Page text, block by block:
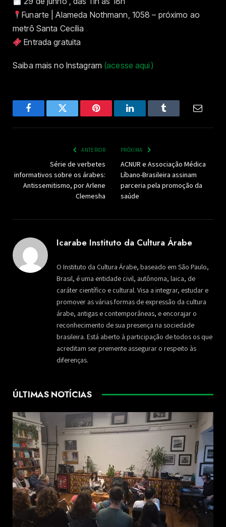
Funarte | Alameda Nothmann, 1058 – próximo ao
metrô Santa Cecília
Entrada gratuita
Saiba mais no Instagram (acesse aqui)
FacebookTwitter Pinterest LinkedInTumblr
ANTERIOR
Série de verbetes
informativos sobre os árabes:
Antissemitismo, por Arlene
Clemesha
PRÓXIMA
ACNUR e Associação Médica
Líbano-Brasileira assinam
parceria pela promoção da
saúde
Icarabe Instituto da Cultura Árabe
O Instituto da Cultura Árabe, baseado em São Paulo,
Brasil, é uma entidade civil, autônoma, laica, de
caráter científico e cultural. Visa a integrar, estudar e
promover as várias formas de expressão da cultura
árabe, antigas e contemporâneas, e encorajar o
reconhecimento de sua presença na sociedade
brasileira. Está aberto à participação de todos os que
acreditam ser premente assegurar o respeito às
diferenças.
ÚLTIMAS NOTÍCIAS